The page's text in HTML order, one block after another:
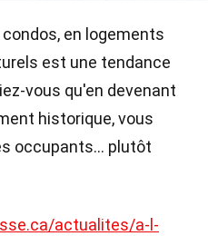
condos, en logements
est une tendance
vous qu'en devenant
historique, vous
occupants... plutôt
actualites/a-l-